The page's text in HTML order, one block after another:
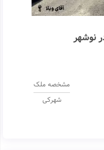
مشخصه ملک
شهرکی